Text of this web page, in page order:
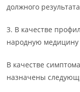
должного
3. В качестве
народную
В качестве
назначены